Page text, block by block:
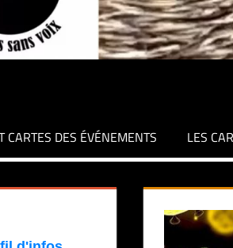
CARTES DES ÉVÉNEMENTS LES